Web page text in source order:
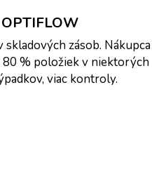
zásob.
80 % položiek v niektorých
viac kontroly.